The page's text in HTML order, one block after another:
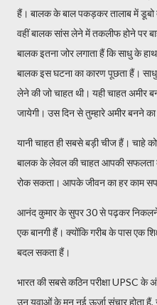
हैं। बालक के बाल पकड़कर तालाब में
वहीं बालक सांस लेने में तकलीफ होने पर
बालक इतना जोर लगाता हैं कि साधु के
बालक इस घटना का कारण पूछता हैं।
लेने की जो चाहत थी। यही चाहत अमीर
जायेगी। उस दिन से तुम्हारे अमीर बनने
यानी चाहत ही सबसे बड़ी चीज हैं। चाहे
बालक के लेवल की चाहत आपकी सफलता
रोक सकता। आपके जीवन का हर काम
आनंद कुमार के सुपर 30 से पढ़कर निकलने
एक बानगी हैं। क्योंकि गरीब के पास एक
बदल सकता हैं।
भारत की सबसे कठिन परीक्षा UPSC के
उन युवाओं के मन नई ऊर्जा संचार होता हैं,